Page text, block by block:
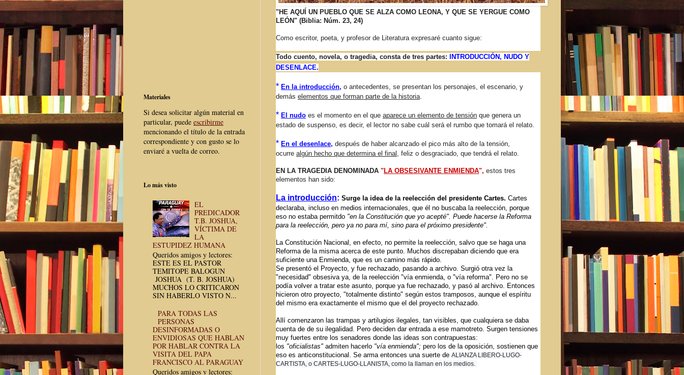
"HE AQUÍ UN PUEBLO QUE SE ALZA COMO LEONA, Y QUE SE YERGUE COMO
LEÓN" (Biblia: Núm. 23, 24)
Como escritor, poeta, y profesor de Literatura expresaré cuanto sigue:
Todo cuento, novela, o tragedia, consta de tres partes:
INTRODUCCIÓN, NUDO Y
DESENLACE.
* En la introducción, o antecedentes, se presentan los personajes, el escenario, y
demás elementos que forman parte de la historia
* El nudo es el momento en el que aparece un elemento de tensión que genera un
estado de suspenso, es decir, el lector no sabe cuál será el rumbo que tomará el relato.
* En el desenlace, después de haber alcanzado el pico más alto de la tensión,
ocurre algún hecho que determina el final , feliz o desgraciado, que tendrá el relato.
EN LA TRAGEDIA DENOMINADA "LA OBSESIVANTE ENMIENDA", estos tres
elementos han sido:
La introducción: Surge la idea de la reelección del presidente Cartes. Cartes
declaraba, incluso en medios internacionales, que él no buscaba la reelección, porque
eso no estaba permitdo "en la Constitución que yo acepté". Puede hacerse la Reforma
para la reelección, pero ya no para mí, sino para el próximo presidente".
La Constitución Nacional, en efecto, no permite la reelección, salvo que se haga una
Reforma de la misma acerca de este punto. Muchos discrepaban diciendo que era
suficiente una Enmienda, que es un camino más rápido.
Se presentó el Proyecto, y fue rechazado, pasando a archivo. Surgió otra vez la
"necesidad" obsesiva ya, de la reelección "vía enmienda, o "vía reforma". Pero no se
podía volver a tratar este asunto, porque ya fue rechazado, y pasó al archivo. Entonces
hicieron otro proyecto, "totalmente distinto" según estos tramposos, aunque el espíritu
del mismo era exactamente el mismo que el del proyecto rechazado.
Allí comenzaron las trampas y artilugios ilegales, tan visibles, que cualquiera se daba
cuenta de de su ilegalidad. Pero deciden dar entrada a ese mamotreto. Surgen tensiones
muy fuertes entre los senadores donde las ideas son contrapuestas:
los "oficialistas" admiten hacerlo "vía enmienda"; pero los de la oposición, sostienen que
eso es anticonstitucional. Se arma entonces una suerte de ALIANZA LIBERO-LUGO-
CARTISTA, o CARTES-LUGO-LLANISTA, como la llaman en los medios.
Materiales
Si desea solicitar algún material en
particular, puede escribirme
mencionando el título de la entrada
correspondiente y con gusto se lo
enviaré a vuelta de correo.
Lo más visto
EL
PREDICADOR
T.B. JOSHUA,
VÍCTIMA DE
LA
ESTUPIDEZ HUMANA
Queridos amigos y lectores:
ESTE ES EL PASTOR
TEMITOPE BALOGUN
JOSHUA (T. B. JOSHUA)
MUCHOS LO CRITICARON
SIN HABERLO VISTO N...
PARA TODAS LAS
PERSONAS
DESINFORMADAS O
ENVIDIOSAS QUE HABLAN
POR HABLAR CONTRA LA
VISITA DEL PAPA
FRANCISCO AL PARAGUAY
Queridos amigos y lectores: